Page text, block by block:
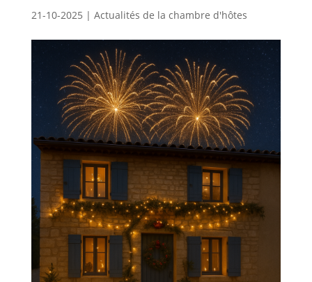
21-10-2025 | Actualités de la chambre d'hôtes